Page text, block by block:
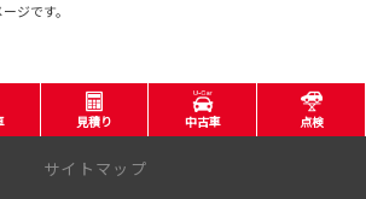
ジです。
見積り 中古車 点検
サイトマップ